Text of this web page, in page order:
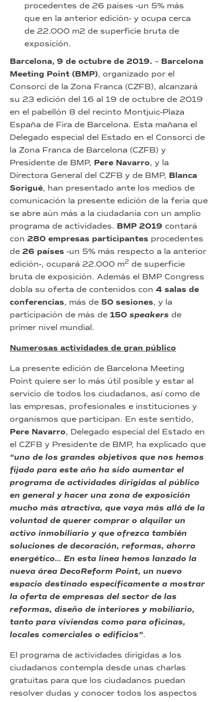
procedentes de 26 países -un 5% más
que en la anterior edición- y ocupa cerca
de 22.000 m2 de superficie bruta de
exposición.
Barcelona, 9 de octubre de 2019. – Barcelona
Meeting Point (BMP), organizado por el
Consorci de la Zona Franca (CZFB), alcanzará
su 23 edición del 16 al 19 de octubre de 2019
en el pabellón 8 del recinto Montjuic-Plaza
España de Fira de Barcelona. Esta mañana el
Delegado especial del Estado en el Consorci de
la Zona Franca de Barcelona (CZFB) y
Presidente de BMP, Pere Navarro, y la
Directora General del CZFB y de BMP, Blanca
Sorigué, han presentado ante los medios de
comunicación la presente edición de la feria que
se abre aún más a la ciudadanía con un amplio
programa de actividades. BMP 2019 contará
con 280 empresas participantes procedentes
de 26 países -un 5% más respecto a la anterior
edición-, ocupará 22.000 m2 de superficie
bruta de exposición. Además el BMP Congress
dobla su oferta de contenidos con 4 salas de
conferencias, más de 50 sesiones, y la
participación de más de 150 speakers de
primer nivel mundial.
Numerosas actividades de gran público
La presente edición de Barcelona Meeting
Point quiere ser lo más útil posible y estar al
servicio de todos los ciudadanos, así como de
las empresas, profesionales e instituciones y
organismos que participan. En este sentido,
Pere Navarro, Delegado especial del Estado en
el CZFB y Presidente de BMP, ha explicado que
“uno de los grandes objetivos que nos hemos
fijado para este año ha sido aumentar el
programa de actividades dirigidas al público
en general y hacer una zona de exposición
mucho más atractiva, que vaya más allá de la
voluntad de querer comprar o alquilar un
activo inmobiliario y que ofrezca también
soluciones de decoración, reformas, ahorro
energético… En esta línea hemos lanzado la
nueva área DecoReform Point, un nuevo
espacio destinado específicamente a mostrar
la oferta de empresas del sector de las
reformas, diseño de interiores y mobiliario,
tanto para viviendas como para oficinas,
locales comerciales o edificios”.
El programa de actividades dirigidas a los
ciudadanos contempla desde unas charlas
gratuitas para que los ciudadanos puedan
resolver dudas y conocer todos los aspectos